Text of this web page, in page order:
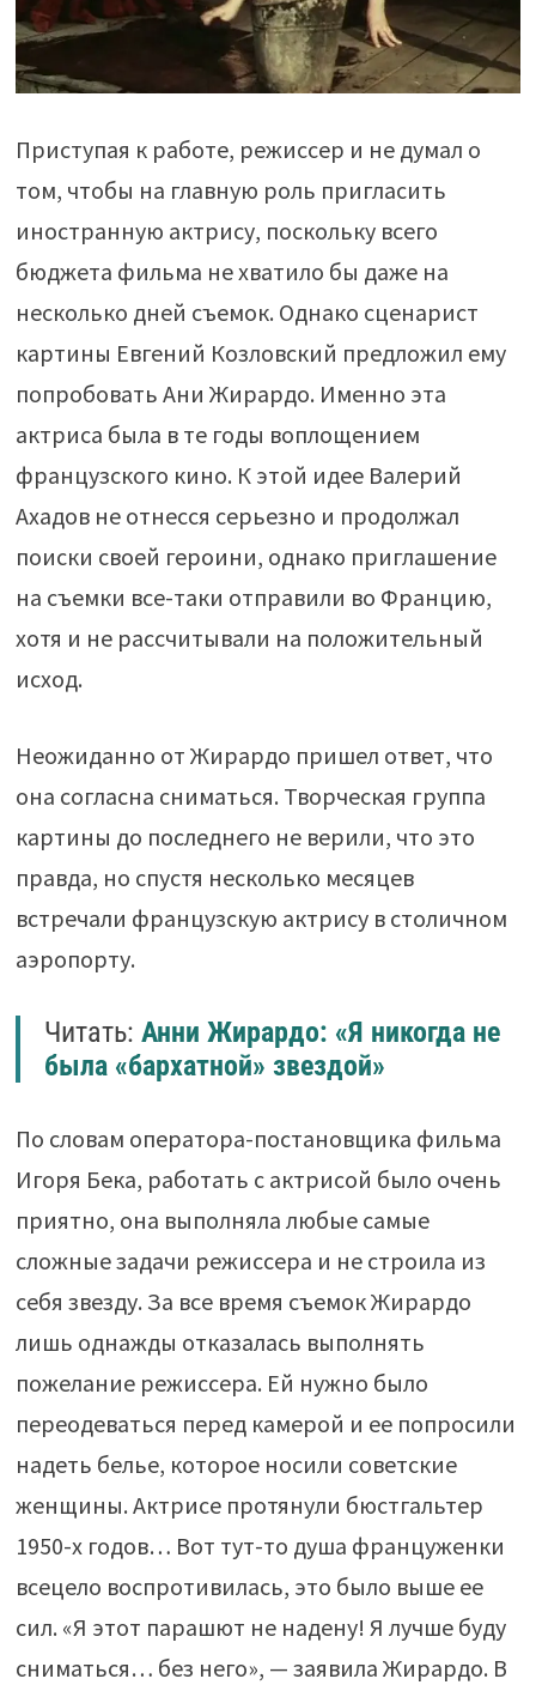
Приступая к работе, режиссер и не думал о
том, чтобы на главную роль пригласить
иностранную актрису, поскольку всего
бюджета фильма не хватило бы даже на
несколько дней съемок. Однако сценарист
картины Евгений Козловский предложил ему
попробовать Ани Жирардо. Именно эта
актриса была в те годы воплощением
французского кино. К этой идее Валерий
Ахадов не отнесся серьезно и продолжал
поиски своей героини, однако приглашение
на съемки все-таки отправили во Францию,
хотя и не рассчитывали на положительный
исход.
Неожиданно от Жирардо пришел ответ, что
она согласна сниматься. Творческая группа
картины до последнего не верили, что это
правда, но спустя несколько месяцев
встречали французскую актрису в столичном
аэропорту.
Читать: Анни Жирардо: «Я никогда не
была «бархатной» звездой»
По словам оператора-постановщика фильма
Игоря Бека, работать с актрисой было очень
приятно, она выполняла любые самые
сложные задачи режиссера и не строила из
себя звезду. За все время съемок Жирардо
лишь однажды отказалась выполнять
пожелание режиссера. Ей нужно было
переодеваться перед камерой и ее попросили
надеть белье, которое носили советские
женщины. Актрисе протянули бюстгальтер
1950-х годов… Вот тут-то душа француженки
всецело воспротивилась, это было выше ее
сил. «Я этот парашют не надену! Я лучше буду
сниматься… без него», — заявила Жирардо. В